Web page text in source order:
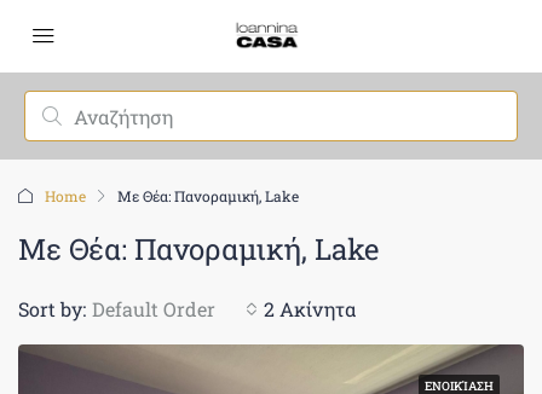
Home Με Θέα: Πανοραμική, Lake
Με Θέα: Πανοραμική, Lake
2 Ακίνητα
Sort by: Default Order
ΕΝΟΙΚΊΑΣΗ